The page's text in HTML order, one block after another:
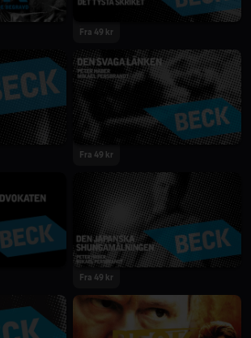
Fra 49 kr
Fra 49 kr
Fra 49 kr